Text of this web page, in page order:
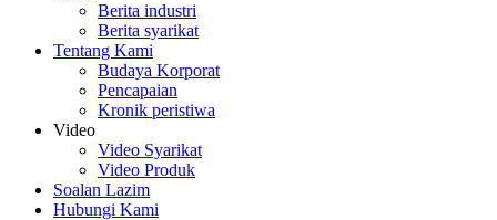
Berita industri
Berita syarikat
Tentang Kami
Budaya Korporat
Pencapaian
Kronik peristiwa
Video
Video Syarikat
Video Produk
Soalan Lazim
Hubungi Kami